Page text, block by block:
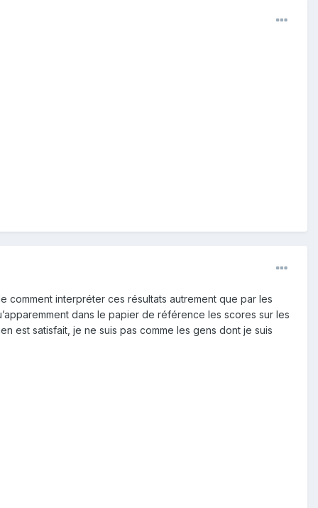
comment interpréter ces résultats autrement que par les
dans le papier de référence les scores sur les
est satisfait, je ne suis pas comme les gens dont je suis